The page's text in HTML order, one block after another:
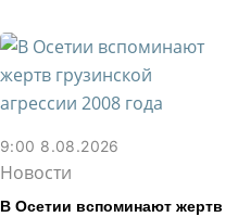
9:00 8.08.2026
Новости
В Осетии вспоминают жертв